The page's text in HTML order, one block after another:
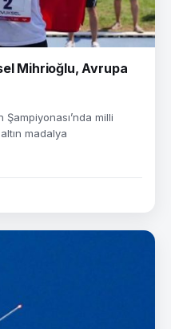
Mihrioğlu, Avrupa
milli
madalya